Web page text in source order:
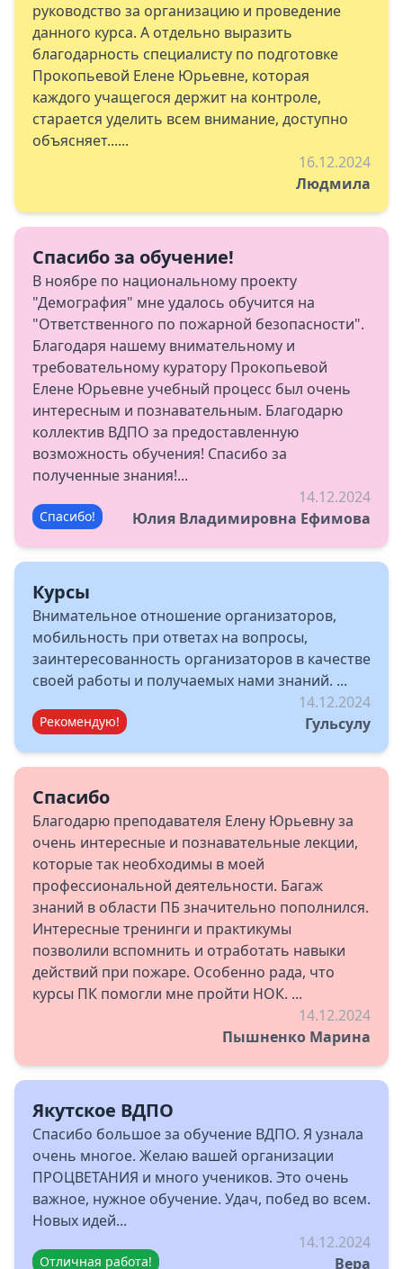
руководство за организацию и проведение
данного курса. А отдельно выразить
благодарность специалисту по подготовке
Прокопьевой Елене Юрьевне, которая
каждого учащегося держит на контроле,
старается уделить всем внимание, доступно
объясняет......
16.12.2024
Людмила
Спасибо за обучение!
В ноябре по национальному проекту
"Демография" мне удалось обучится на
"Ответственного по пожарной безопасности".
Благодаря нашему внимательному и
требовательному куратору Прокопьевой
Елене Юрьевне учебный процесс был очень
интересным и познавательным. Благодарю
коллектив ВДПО за предоставленную
возможность обучения! Спасибо за
полученные знания!...
Спасибо!
14.12.2024
Юлия Владимировна Ефимова
Курсы
Внимательное отношение организаторов,
мобильность при ответах на вопросы,
заинтересованность организаторов в качестве
своей работы и получаемых нами знаний. ...
Рекомендую!
14.12.2024
Гульсулу
Спасибо
Благодарю преподавателя Елену Юрьевну за
очень интересные и познавательные лекции,
которые так необходимы в моей
профессиональной деятельности. Багаж
знаний в области ПБ значительно пополнился.
Интересные тренинги и практикумы
позволили вспомнить и отработать навыки
действий при пожаре. Особенно рада, что
курсы ПК помогли мне пройти НОК. ...
14.12.2024
Пышненко Марина
Якутское ВДПО
Спасибо большое за обучение ВДПО. Я узнала
очень многое. Желаю вашей организации
ПРОЦВЕТАНИЯ и много учеников. Это очень
важное, нужное обучение. Удач, побед во всем.
Новых идей...
Отличная работа!
14.12.2024
Вера